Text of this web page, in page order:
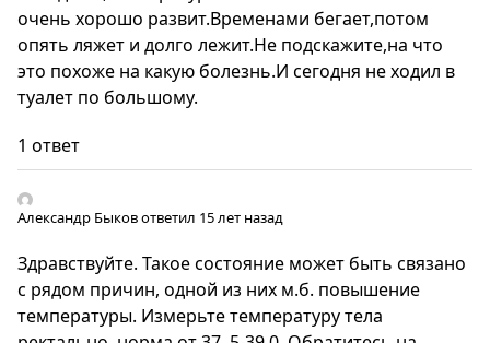
очень хорошо развит.Временами бегает,потом
опять ляжет и долго лежит.Не подскажите,на что
это похоже на какую болезнь.И сегодня не ходил в
туалет по большому.
1 ответ
Александр Быковответил 15 лет назад
Здравствуйте. Такое состояние может быть связано
с рядом причин, одной из них м.б. повышение
температуры. Измерьте температуру тела